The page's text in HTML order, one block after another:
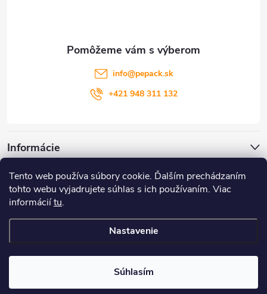
Tento web používa súbory cookie. Ďalším prechádzaním
tohto webu vyjadrujete súhlas s ich používaním. Viac
informáciítu.
Nastavenie
Súhlasím
e
Informácie
Zákaznícky servis
info@pepack.sk
+421 948 311 132
Copyright 2026PePack. Všetky práva vyhradené.